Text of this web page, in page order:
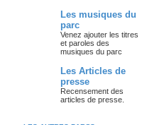
Les musiques du
parc
Venez ajouter les titres
et paroles des
musiques du parc
Les Articles de
presse
Recensement des
articles de presse.